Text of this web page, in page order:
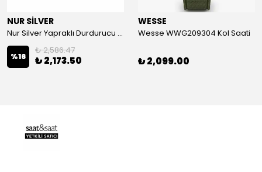
NUR SİLVER
Nur Silver Yapraklı Durdurucu Gümüş Charm - NUR-CM00501
%16
₺ 2,586.47
₺ 2,173.50
WESSE
Wesse WWG209304 Kol Saati
₺ 2,099.00